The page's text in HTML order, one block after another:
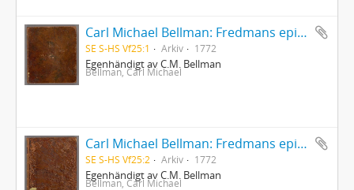
Carl Michael Bellman: Fredmans epistlar [dedicerade till J.D. Duwall] Del 1
SE S-HS Vf25:1 Arkiv 1772
Egenhändigt av C.M. Bellman
Bellman, Carl Michael
Carl Michael Bellman: Fredmans epistlar [dedicerade till J.D. Duwall] Del 2
SE S-HS Vf25:2 Arkiv 1772
Egenhändigt av C.M. Bellman
Bellman, Carl Michael